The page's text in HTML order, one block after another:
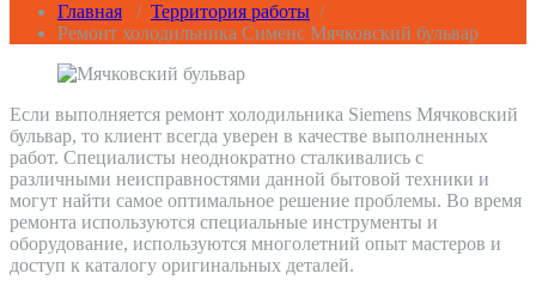
Главная / Территория работы /
Ремонт холодильника Сименс Мячковский бульвар
Если выполняется ремонт холодильника Siemens Мячковский
бульвар, то клиент всегда уверен в качестве выполненных
работ. Специалисты неоднократно сталкивались с
различными неисправностями данной бытовой техники и
могут найти самое оптимальное решение проблемы. Во время
ремонта используются специальные инструменты и
оборудование, используются многолетний опыт мастеров и
доступ к каталогу оригинальных деталей.